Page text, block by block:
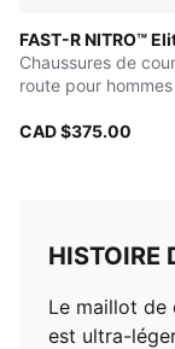
FAST-R NITRO™
Chaussures de
route pour hommes
CAD $375.00
HISTOIRE
Le maillot de
est ultra-